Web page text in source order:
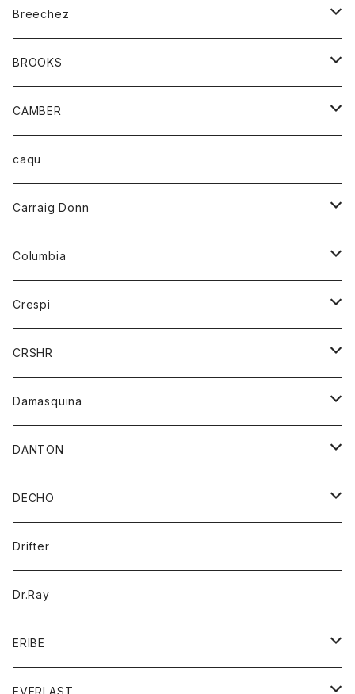
ベルト
Tシャツ
グッズ
アンダーウェアー
カードホルダー
チーフ
バンダナ
トップス
カーディガン
トレーナー
パーカー
ボトム
オーバーオール
ショートパンツ
レディース
オーバーオール
カーディガン
Tシャツ
パーカー
Breechez
シャツ
BROOKS
グッズ
靴
CAMBER
トップス
ハーフスリーブTシャツ
caqu
Carraig Donn
ニット
Columbia
アウター
ジャケット
Crespi
ジャケット
ワンピース
ブラウス
CRSHR
キャップ
Damasquina
ウォレット
カードケース
バッグ
DANTON
アウター
コート
ジャケット
アクセサリー
バッグ
キッズ
シャツ
Tシャツ
グッズ
帽子
トップス
DECHO
帽子
Drifter
Dr.Ray
ERIBE
ニット
EVERLAST